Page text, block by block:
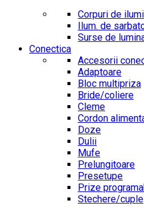
Corpuri de
Ilum. de
Surse de
Conectica
Accesorii
Adaptoare
Bloc multipriza
Bride/coliere
Cleme
Cordon
Doze
Dulii
Mufe
Prelungitoare
Presetupe
Prize
Stechere/cuple